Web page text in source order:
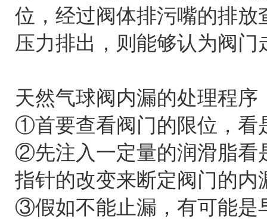
位，经过阀体排污嘴的排
压力排出，则能够认为阀
天然气球阀内漏的处理程序
①首要查看阀门的限位，看
②先注入一定量的润滑脂看
指针的改变来断定阀门的内
③假如不能止漏，有可能是